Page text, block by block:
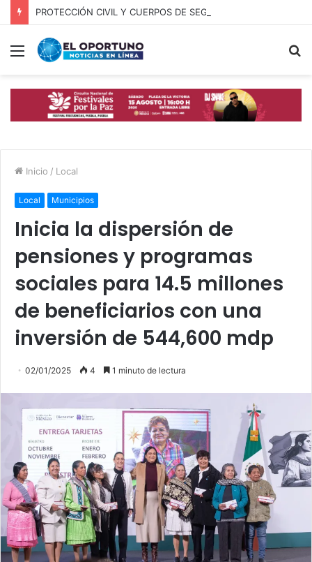
Menú
Inicio / Local
Local Municipios
Inicia la dispersión de
pensiones y programas
sociales para 14.5 millones
de beneficiarios con una
inversión de 544,600 mdp
02/01/2025 4 1 minuto de lectura